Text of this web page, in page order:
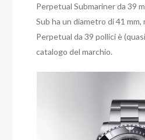
Perpetual Submariner da 39
Sub ha un diametro di 41
Perpetual da 39 pollici è
catalogo del marchio.